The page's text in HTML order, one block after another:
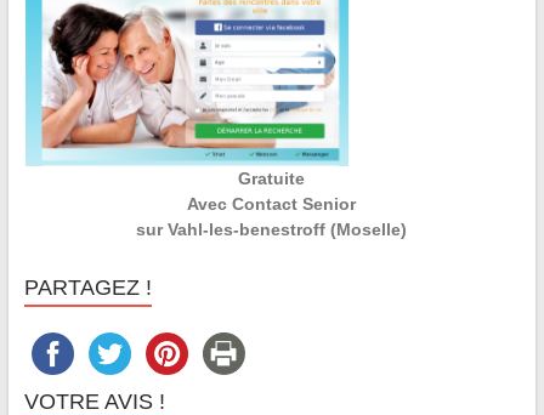
Gratuite
Avec Contact Senior
sur Vahl-les-benestroff (Moselle)
PARTAGEZ !
VOTRE AVIS !